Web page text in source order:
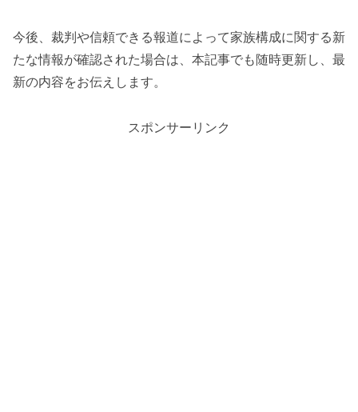
今後、裁判や信頼できる報道によって家族構成に関する新
たな情報が確認された場合は、本記事でも随時更新し、最
新の内容をお伝えします。
スポンサーリンク